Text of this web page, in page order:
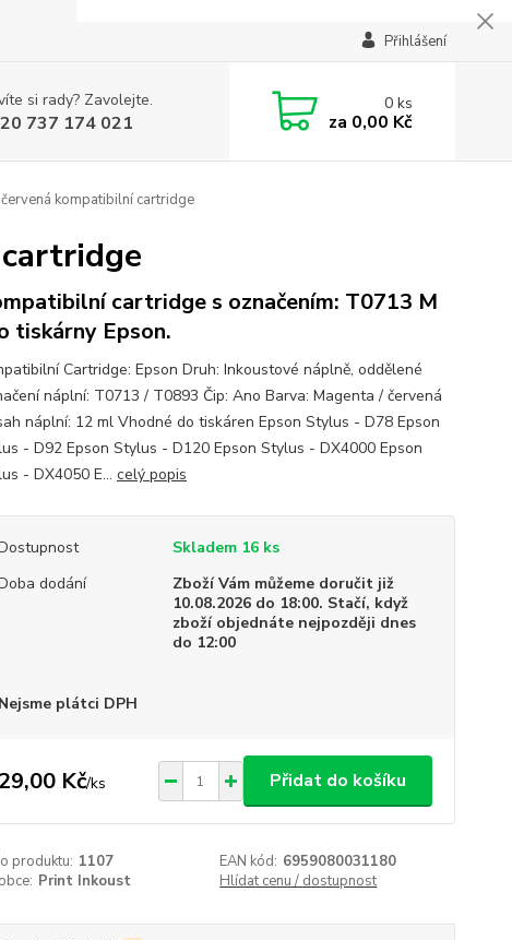
Přihlášení
si rady? Zavolejte.
737 174 021
0ks
za 0,00 Kč
kompatibilní cartridge
cartridge s označením: T0713 M
tiskárny Epson.
Cartridge: Epson Druh: Inkoustové náplně, oddělené
náplní: T0713 / T0893 Čip: Ano Barva: Magenta / červená
náplní: 12 ml Vhodné do tiskáren Epson Stylus - D78 Epson
- D92 Epson Stylus - D120 Epson Stylus - DX4000 Epson
- DX4050 E... celý popis
Skladem 16 ks
dodání
Zboží Vám můžeme doručit již
10.08.2026 do 18:00. Stačí, když
zboží objednáte nejpozději dnes
do 12:00
Nejsme plátci DPH
29,00 Kč/ks Přidat do košíku
produktu: 1107 EAN kód: 6959080031180
Print Inkoust Hlídat cenu / dostupnost